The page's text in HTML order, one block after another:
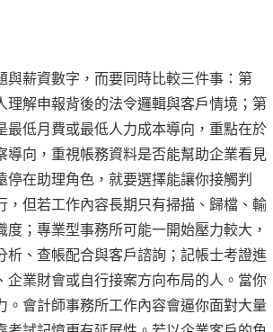
薪資數字，而要同時比較三件事：第
解申報背後的法令邏輯與客戶情境；第
低月費或最低人力成本導向，重點在於
向，重視帳務資料是否能幫助企業看見
在助理角色，就要選擇能讓你接觸判
但若工作內容長期只有掃描、歸檔、輸
；專業型事務所可能一開始壓力較大，
、查帳配合與客戶諮詢；記帳士考證進
業財會或自行接案方向布局的人。當你
會計師事務所工作內容會逼你面對大量